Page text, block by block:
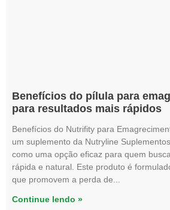
Benefícios do pílula para
para resultados mais rápidos
Benefícios do Nutrifity para
um suplemento da Nutryline
como uma opção eficaz para quem
rápida e natural. Este produto é
que promovem a perda de
Continue lendo »